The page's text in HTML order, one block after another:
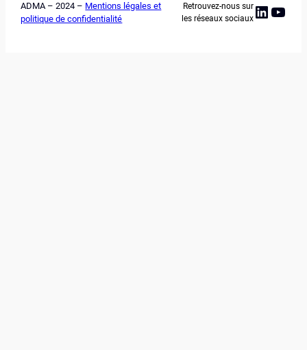
ADMA – 2024 – Mentions légales et
politique de confidentialité
Retrouvez-nous sur
les réseaux sociaux